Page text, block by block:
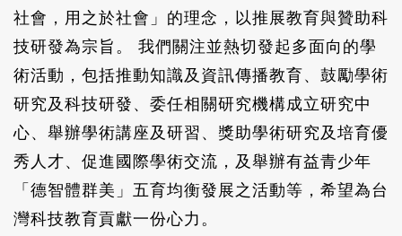
社會，用之於社會」的理念，以推展教育與贊助科
技研發為宗旨。 我們關注並熱切發起多面向的學
術活動，包括推動知識及資訊傳播教育、鼓勵學術
研究及科技研發、委任相關研究機構成立研究中
心、舉辦學術講座及研習、獎助學術研究及培育優
秀人才、促進國際學術交流，及舉辦有益青少年
「德智體群美」五育均衡發展之活動等，希望為台
灣科技教育貢獻一份心力。